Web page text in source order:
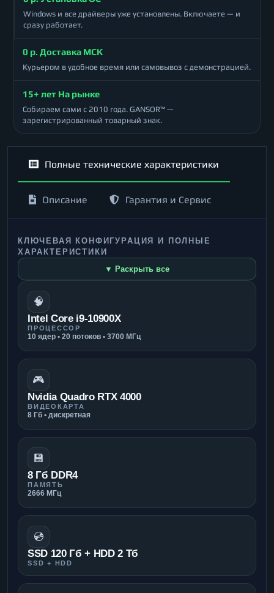
Windows и все драйверы уже установлены. Включаете — и
сразу работает.
0 р. Доставка МСК
Курьером в удобное время или самовывоз с демонстрацией.
15+ лет На рынке
Собираем сами с 2010 года. GANSOR™ —
зарегистрированный товарный знак.
Полные технические характеристики
Описание Гарантия и Сервис
КЛЮЧЕВАЯ КОНФИГУРАЦИЯ И ПОЛНЫЕ
ХАРАКТЕРИСТИКИ
▼ Раскрыть все
🧠
Intel Core i9-10900X
ПРОЦЕССОР
10 ядер • 20 потоков • 3700 МГц
🎮
Nvidia Quadro RTX 4000
ВИДЕОКАРТА
8 Гб • дискретная
💾
8 Гб DDR4
ПАМЯТЬ
2666 МГц
💿
SSD 120 Гб + HDD 2 Тб
SSD + HDD